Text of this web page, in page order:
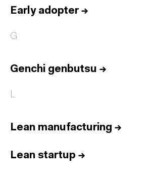
Early adopter→
G
Genchi genbutsu →
L
Lean manufacturing →
Lean startup →